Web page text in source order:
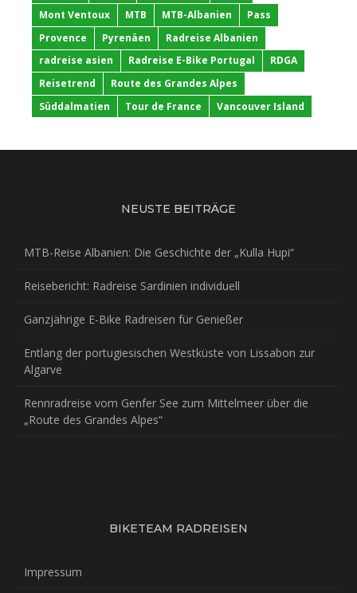
Mont Ventoux
MTB MTB-Albanien
Pass
Provence
Pyrenäen
Radreise Albanien
radreise asien
Radreise E-Bike Portugal
RDGA
Reisetrend
Route des Grandes Alpes
Süddalmatien
Tour de France Vancouver Island
NEUSTE BEITRÄGE
MTB-Reise Albanien: Die Geschichte der „Kulla Hupi“
Reisebericht: Radreise Sardinien individuell
Ganzjährige E-Bike Radreisen für Genießer
Entlang der portugiesischen Westküste von Lissabon zur
Algarve
Rennradreise vom Genfer See zum Mittelmeer über die
„Route des Grandes Alpes“
BIKETEAM RADREISEN
Impressum